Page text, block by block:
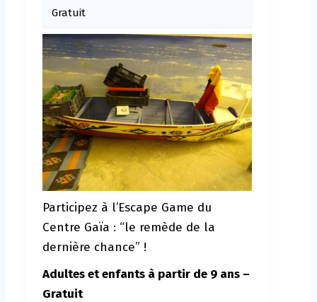
Gratuit
Participez à l’Escape Game du
Centre Gaïa : “le remède de la
dernière chance” !
Adultes et enfants à partir de 9 ans –
Gratuit